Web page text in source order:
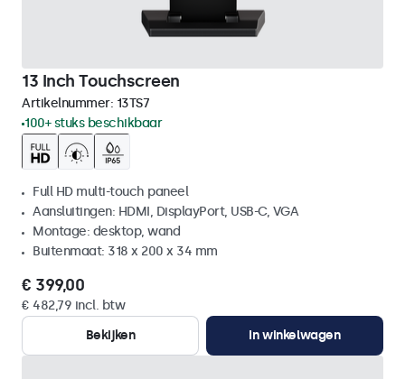
13 Inch Touchscreen
Artikelnummer: 13TS7
100+ stuks beschikbaar
Full HD multi-touch paneel
Aansluitingen: HDMI, DisplayPort, USB-C, VGA
Montage: desktop, wand
Buitenmaat: 318 x 200 x 34 mm
€ 399,00
€ 482,79 incl. btw
Bekijken
In winkelwagen